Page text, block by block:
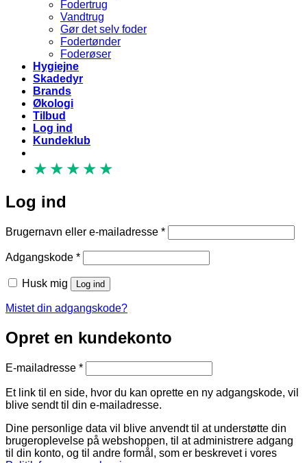
Fodertrug
Vandtrug
Gør det selv foder
Fodertønder
Foderøser
Hygiejne
Skadedyr
Brands
Økologi
Tilbud
Log ind
Kundeklub
★ ★ ★ ★ ★
Log ind
Brugernavn eller e-mailadresse *Påkrævet
Adgangskode *Påkrævet
Husk mig Log ind
Mistet din adgangskode?
Opret en kundekonto
E-mailadresse *Påkrævet
Et link til en side, hvor du kan oprette en ny adgangskode, vil
blive sendt til din e-mailadresse.
Dine personlige data vil blive anvendt til at understøtte din
brugeroplevelse på webshoppen, til at administrere adgang
til din konto, og til andre formål, som er beskrevet i vores